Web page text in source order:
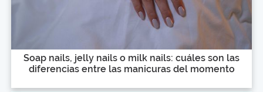
Soap nails, jelly nails o milk nails: cuáles son las
diferencias entre las manicuras del momento